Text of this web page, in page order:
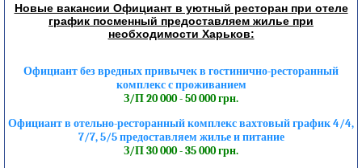
Новые вакансии Официант в уютный ресторан при отеле
график посменный предоставляем жилье при
необходимости Харьков:
Официант без вредных привычек в гостинично-ресторанный
комплекс с проживанием
З/П 20 000 - 50 000 грн.
Официант в отельно-ресторанный комплекс вахтовый график 4/4,
7/7, 5/5 предоставляем жилье и питание
З/П 30 000 - 35 000 грн.